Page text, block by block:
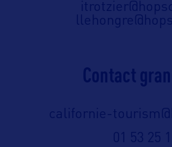
Contact
californie-
01 53 25